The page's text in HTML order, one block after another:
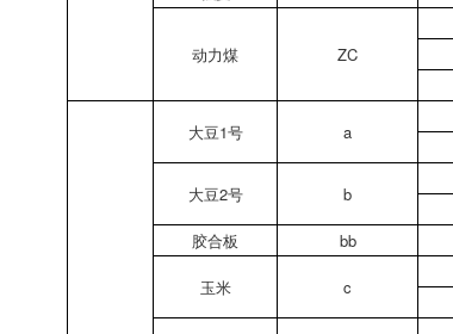
动力煤 ZC
大豆1号 a
大豆2号 b
胶合板
bb
玉米 c